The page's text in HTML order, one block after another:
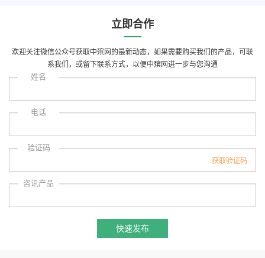
立即合作
欢迎关注微信公众号获取中殡网的最新动态，如果需要购买我们的产品，可联
系我们，或留下联系方式，以便中殡网进一步与您沟通
姓名
电话
验证码
咨讯产品
快速发布